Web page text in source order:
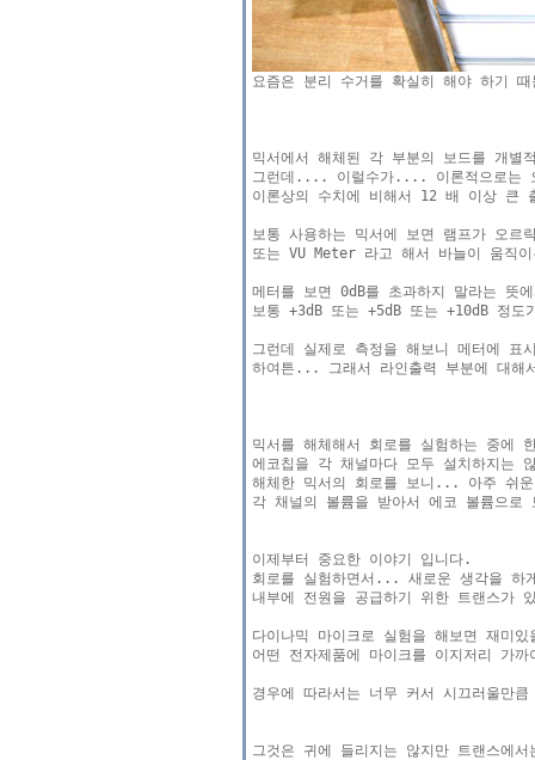
믹서에서 해체된 각 부분의 보드를 개별
그런데.... 이럴수가.... 이론적으로는
이론상의 수치에 비해서 12 배 이상 큰
보통 사용하는 믹서에 보면 램프가 오르
또는 VU Meter 라고 해서 바늘이 움직
메터를 보면 0dB를 초과하지 말라는 뜻
보통 +3dB 또는 +5dB 또는 +10dB 정도
그런데 실제로 측정을 해보니 메터에 표
하여튼... 그래서 라인출력 부분에 대해
믹서를 해체해서 회로를 실험하는 중에
에코칩을 각 채널마다 모두 설치하지는
해체한 믹서의 회로를 보니... 아주 쉬운
각 채널의 볼륨을 받아서 에코 볼륨으
이제부터 중요한 이야기 입니다.
회로를 실험하면서... 새로운 생각을 하
내부에 전원을 공급하기 위한 트랜스가
다이나믹 마이크로 실험을 해보면 재미
어떤 전자제품에 마이크를 이지저리 가
경우에 따라서는 너무 커서 시끄러울만
그것은 귀에 들리지는 않지만 트랜스에